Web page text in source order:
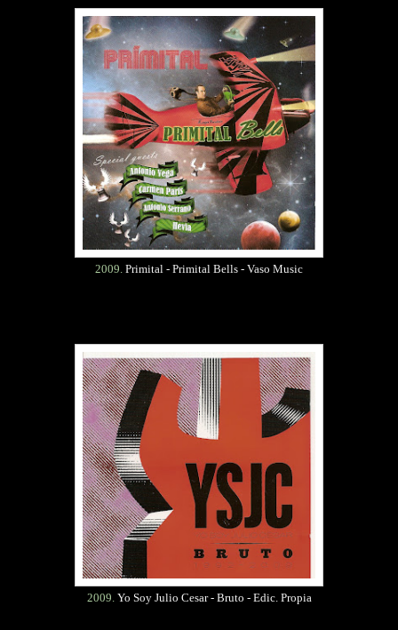
2009. Primital - Primital Bells - Vaso Music
2009. Yo Soy Julio Cesar - Bruto - Edic. Propia